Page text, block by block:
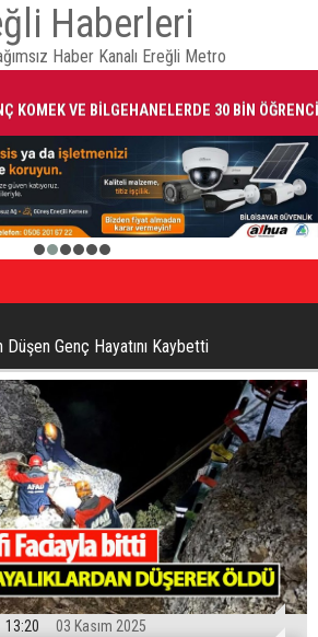
Haberleri
Haber Kanalı Ereğli Metro
KOMEK VE BİLGEHANELERDE 30 BİN
BİRLİKTE GEÇİRİYOR”
2 3 4 5 6
Düşen Genç Hayatını Kaybetti
13:20 03 Kasım 2025